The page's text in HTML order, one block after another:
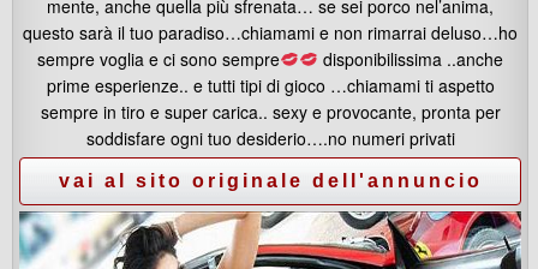
mente, anche quella più sfrenata… se sei porco nel’anima,
questo sarà il tuo paradiso…chiamami e non rimarrai deluso…ho
sempre voglia e ci sono sempre
disponibilissima ..anche
prime esperienze.. e tutti tipi di gioco …chiamami ti aspetto
sempre in tiro e super carica.. sexy e provocante, pronta per
soddisfare ogni tuo desiderio….no numeri privati